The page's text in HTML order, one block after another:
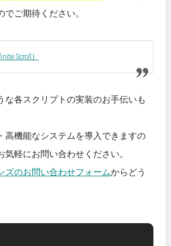
ご期待ください。
Scroll］
な各スクリプトの実装のお手伝いも
高機能なシステムを導入できますの
気軽にお問い合わせください。
ズのお問い合わせフォームからどう